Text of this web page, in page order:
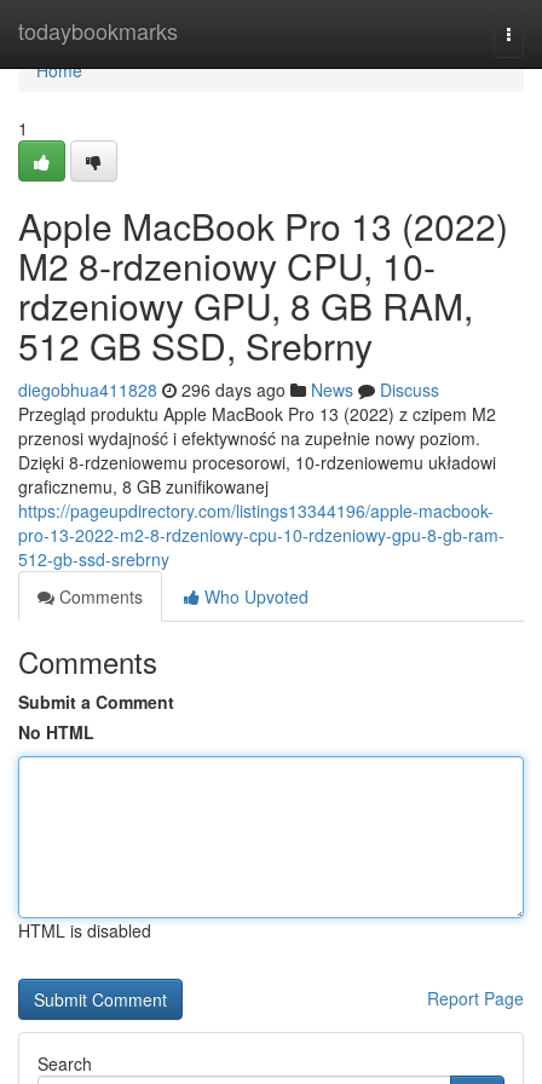
todaybookmarks
Home
Home
1
Apple MacBook Pro 13 (2022)
M2 8-rdzeniowy CPU, 10-
rdzeniowy GPU, 8 GB RAM,
512 GB SSD, Srebrny
diegobhua411828 296 days ago News
Discuss
Przegląd produktu Apple MacBook Pro 13 (2022) z czipem M2
przenosi wydajność i efektywność na zupełnie nowy poziom.
Dzięki 8-rdzeniowemu procesorowi, 10-rdzeniowemu układowi
graficznemu, 8 GB zunifikowanej
https://pageupdirectory.com/listings13344196/apple-macbook-
pro-13-2022-m2-8-rdzeniowy-cpu-10-rdzeniowy-gpu-8-gb-ram-
512-gb-ssd-srebrny
Comments
Who Upvoted
Comments
Submit a Comment
No HTML
HTML is disabled
Report Page
Search